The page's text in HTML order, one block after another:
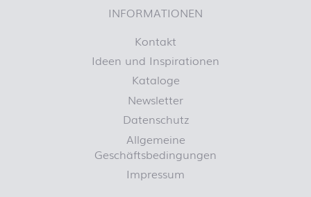
INFORMATIONEN
Kontakt
Ideen und Inspirationen
Kataloge
Newsletter
Datenschutz
Allgemeine
Geschäftsbedingungen
Impressum